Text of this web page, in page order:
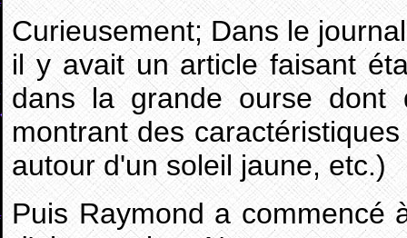
Curieusement; Dans le
il y avait un article faisant
dans la grande ourse dont
montrant des
autour d'un soleil jaune, etc.)
Puis Raymond a commencé